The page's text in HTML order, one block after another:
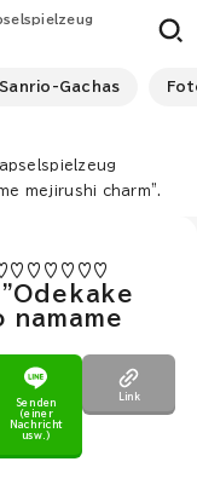
Gachas
mejirushi charm".
namame
Senden
(einer
Nachricht
usw.)
Link